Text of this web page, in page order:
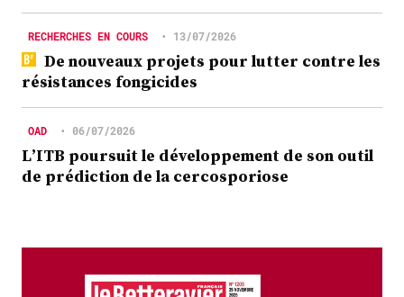
RECHERCHES EN COURS • 13/07/2026
De nouveaux projets pour lutter contre les
résistances fongicides
OAD • 06/07/2026
L’ITB poursuit le développement de son outil
de prédiction de la cercosporiose